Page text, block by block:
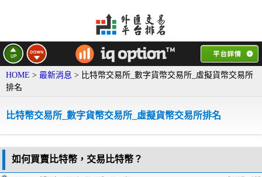
HOME > 最新消息 > 比特幣交易所_數字貨幣交易所_虛擬貨幣交易所
排名
比特幣交易所_數字貨幣交易所_虛擬貨幣交易所排名
如何買賣比特幣，交易比特幣？